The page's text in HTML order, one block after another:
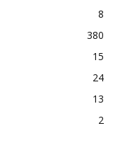
8
380
15
24
13
2